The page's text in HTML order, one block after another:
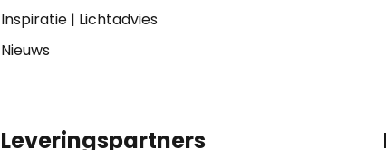
Inspiratie| Lichtadvies
Nieuws
Leveringspartners